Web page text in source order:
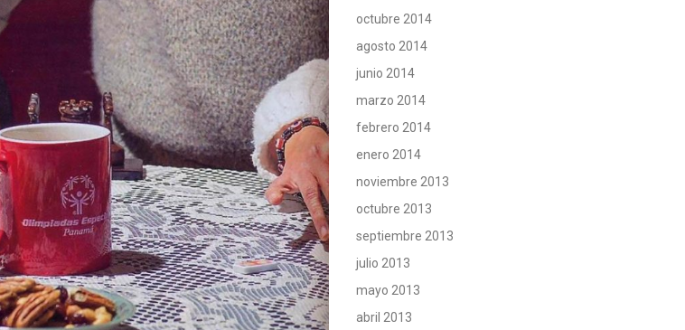
octubre 2014
agosto 2014
junio 2014
marzo 2014
febrero 2014
enero 2014
noviembre 2013
octubre 2013
septiembre 2013
julio 2013
mayo 2013
abril 2013